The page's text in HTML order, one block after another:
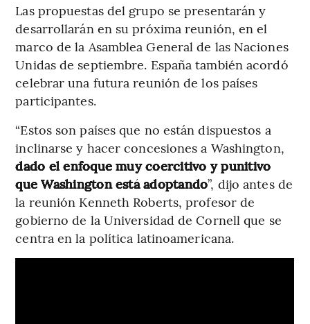
Las propuestas del grupo se presentarán y
desarrollarán en su próxima reunión, en el
marco de la Asamblea General de las Naciones
Unidas de septiembre. España también acordó
celebrar una futura reunión de los países
participantes.
“Estos son países que no están dispuestos a
inclinarse y hacer concesiones a Washington,
dado el enfoque muy coercitivo y punitivo
que Washington está adoptando”, dijo antes de
la reunión Kenneth Roberts, profesor de
gobierno de la Universidad de Cornell que se
centra en la política latinoamericana.